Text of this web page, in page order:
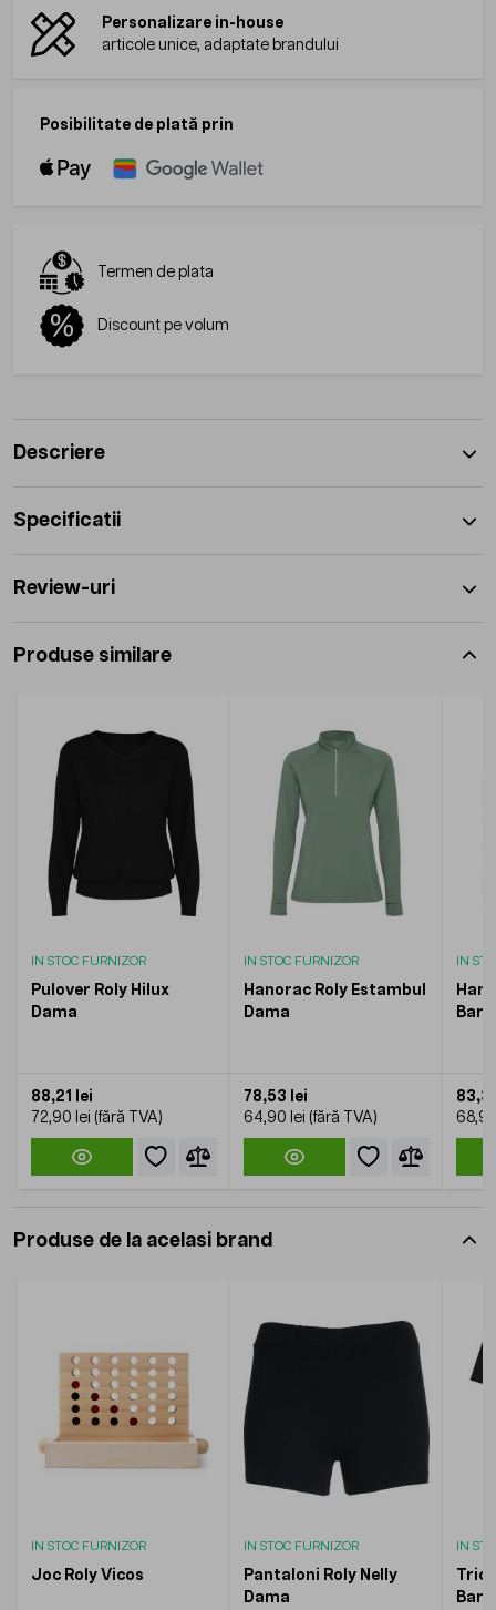
Personalizare in-house
articole unice, adaptate brandului
Posibilitate de plată prin
Termen de plata
Discount pe volum
Descriere
Specificatii
Review-uri
Produse similare
IN STOC FURNIZOR
Pulover Roly Hilux
Dama
88,21 lei
72,90 lei
IN STOC FURNIZOR
Hanorac Roly Estambul
Dama
78,53 lei
64,90 lei
IN
Produse de la acelasi brand
IN STOC FURNIZOR
Joc Roly Vicos
IN STOC FURNIZOR
Pantaloni Roly Nelly
Dama
IN